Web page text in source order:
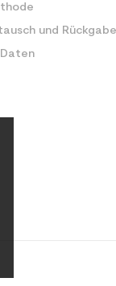
und Rückgabe